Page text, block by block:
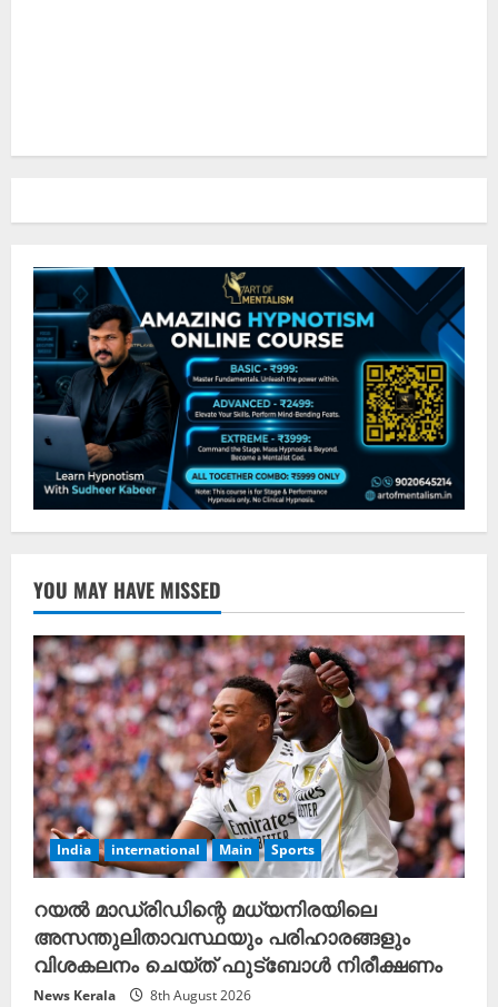
YOU MAY HAVE MISSED
India international Main Sports
റയൽ മാഡ്രിഡിന്റെ മധ്യനിരയിലെ
അസന്തുലിതാവസ്ഥയും പരിഹാരങ്ങളും
വിശകലനം ചെയ്ത് ഫുട്ബോൾ നിരീക്ഷണം
News Kerala 8th August 2026